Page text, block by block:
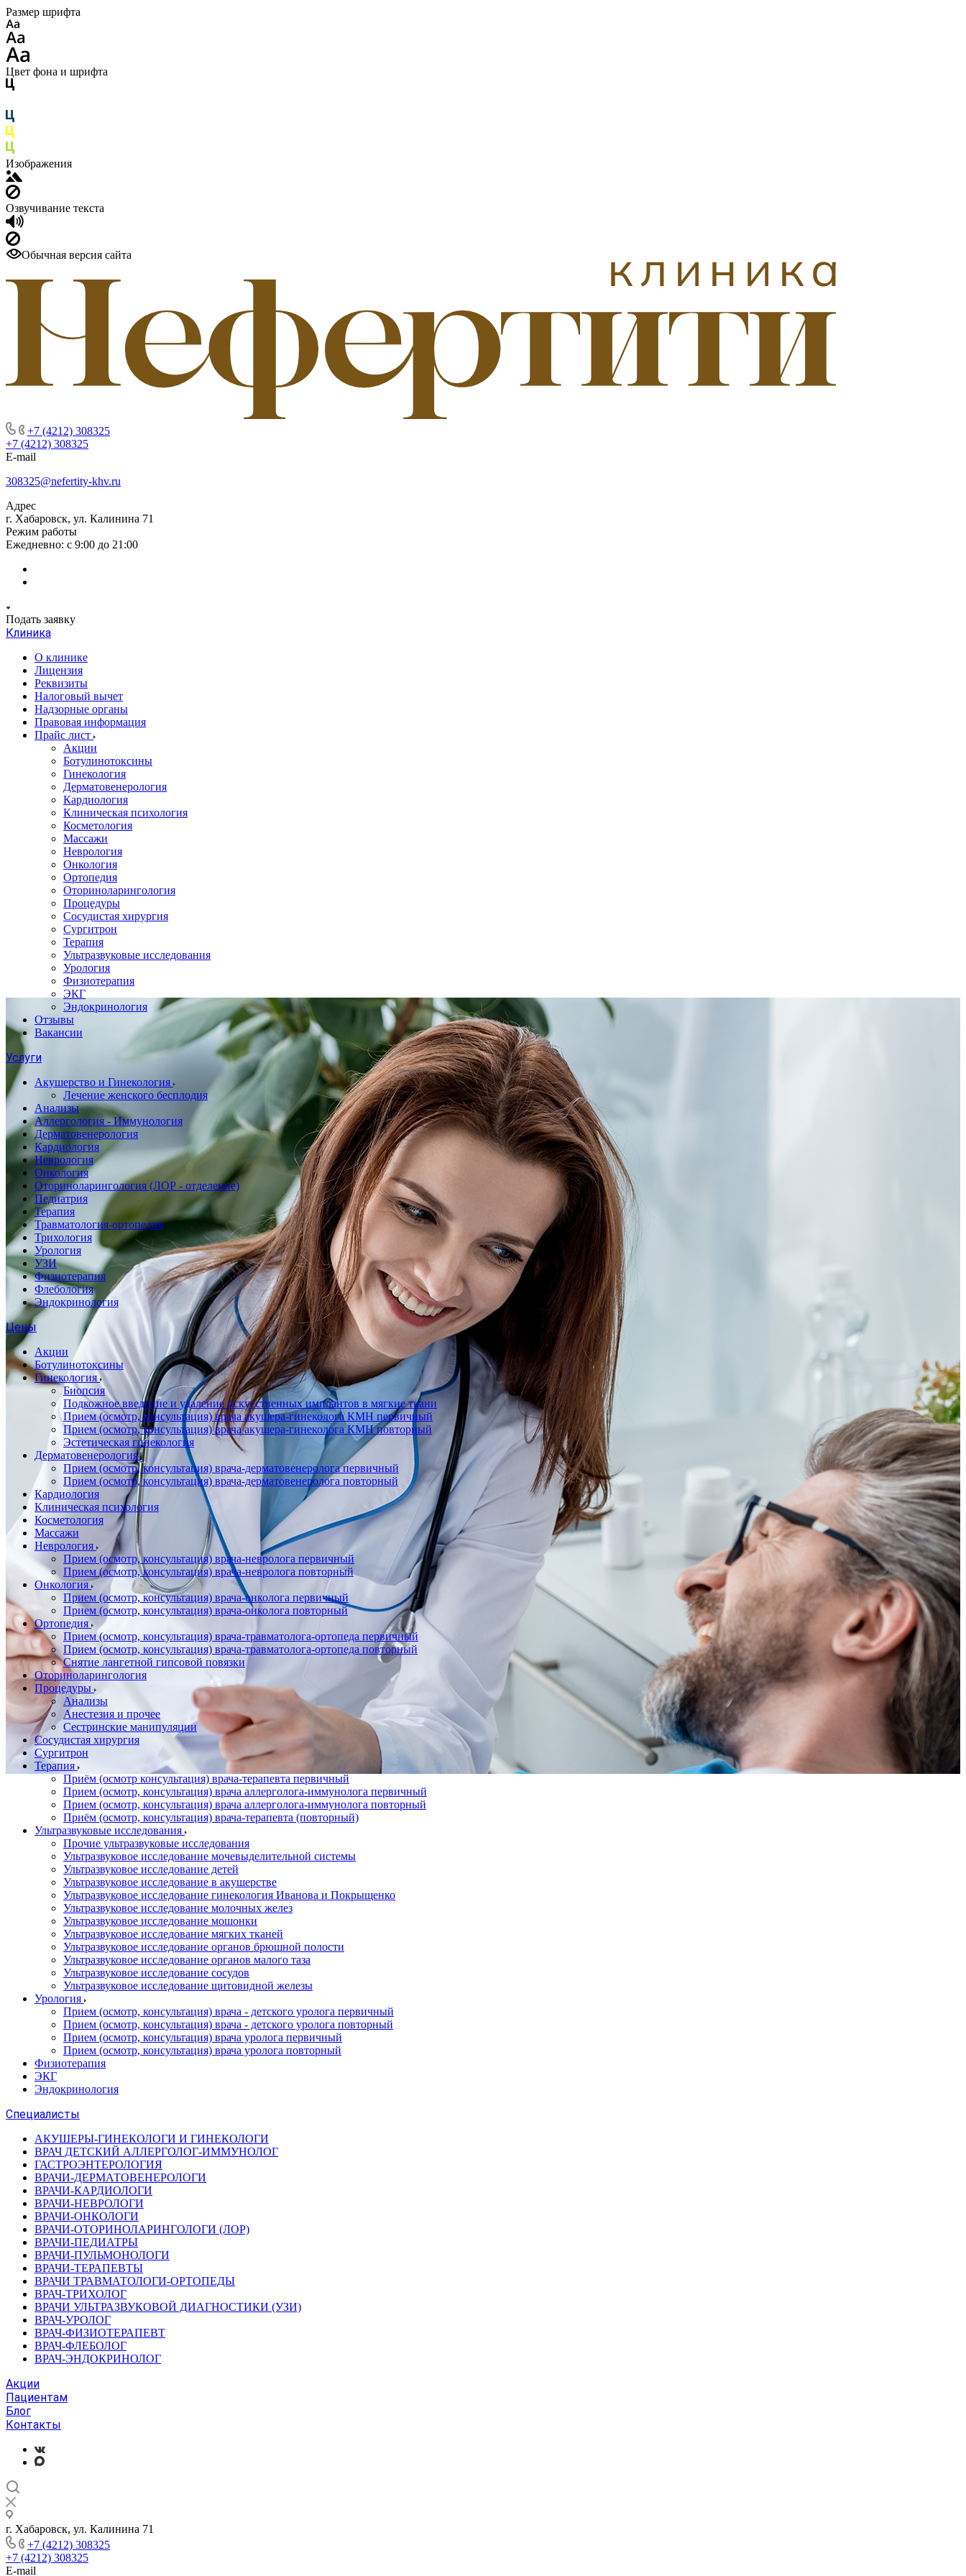
Размер шрифта
Цвет фона и шрифта
Изображения
Озвучивание текста
Обычная версия сайта
+7 (4212) 308325
+7 (4212) 308325
E-mail
308325@nefertity-khv.ru
Адрес
г. Хабаровск, ул. Калинина 71
Режим работы
Ежедневно: с 9:00 до 21:00
Подать заявку
Клиника
О клинике
Лицензия
Реквизиты
Налоговый вычет
Надзорные органы
Правовая информация
Прайс лист
Акции
Ботулинотоксины
Гинекология
Дерматовенерология
Кардиология
Клиническая психология
Косметология
Массажи
Неврология
Онкология
Ортопедия
Оториноларингология
Процедуры
Сосудистая хирургия
Сургитрон
Терапия
Ультразвуковые исследования
Урология
Физиотерапия
ЭКГ
Эндокринология
Отзывы
Вакансии
Услуги
Акушерство и Гинекология
Лечение женского бесплодия
Анализы
Аллергология - Иммунология
Дерматовенерология
Кардиология
Неврология
Онкология
Оториноларингология (ЛОР - отделение)
Педиатрия
Терапия
Травматология-ортопедия
Трихология
Урология
УЗИ
Физиотерапия
Флебология
Эндокринология
Цены
Акции
Ботулинотоксины
Гинекология
Биопсия
Подкожное введение и удаление искусственных имплантов в мягкие ткани
Прием (осмотр, консультация) врача акушера-гинеколога КМН первичный
Прием (осмотр, консультация) врача акушера-гинеколога КМН повторный
Эстетическая гинекология
Дерматовенерология
Прием (осмотр, консультация) врача-дерматовенеролога первичный
Прием (осмотр, консультация) врача-дерматовенеролога повторный
Кардиология
Клиническая психология
Косметология
Массажи
Неврология
Прием (осмотр, консультация) врача-невролога первичный
Прием (осмотр, консультация) врача-невролога повторный
Онкология
Прием (осмотр, консультация) врача-онколога первичный
Прием (осмотр, консультация) врача-онколога повторный
Ортопедия
Прием (осмотр, консультация) врача-травматолога-ортопеда первичный
Прием (осмотр, консультация) врача-травматолога-ортопеда повторный
Снятие лангетной гипсовой повязки
Оториноларингология
Процедуры
Анализы
Анестезия и прочее
Сестринские манипуляции
Сосудистая хирургия
Сургитрон
Терапия
Приём (осмотр консультация) врача-терапевта первичный
Прием (осмотр, консультация) врача аллерголога-иммунолога первичный
Прием (осмотр, консультация) врача аллерголога-иммунолога повторный
Приём (осмотр, консультация) врача-терапевта (повторный)
Ультразвуковые исследования
Прочие ультразвуковые исследования
Ультразвуковое исследование мочевыделительной системы
Ультразвуковое исследование детей
Ультразвуковое исследование в акушерстве
Ультразвуковое исследование гинекология Иванова и Покрыщенко
Ультразвуковое исследование молочных желез
Ультразвуковое исследование мошонки
Ультразвуковое исследование мягких тканей
Ультразвуковое исследование органов брюшной полости
Ультразвуковое исследование органов малого таза
Ультразвуковое исследование сосудов
Ультразвуковое исследование щитовидной железы
Урология
Прием (осмотр, консультация) врача - детского уролога первичный
Прием (осмотр, консультация) врача - детского уролога повторный
Прием (осмотр, консультация) врача уролога первичный
Прием (осмотр, консультация) врача уролога повторный
Физиотерапия
ЭКГ
Эндокринология
Специалисты
АКУШЕРЫ-ГИНЕКОЛОГИ И ГИНЕКОЛОГИ
ВРАЧ ДЕТСКИЙ АЛЛЕРГОЛОГ-ИММУНОЛОГ
ГАСТРОЭНТЕРОЛОГИЯ
ВРАЧИ-ДЕРМАТОВЕНЕРОЛОГИ
ВРАЧИ-КАРДИОЛОГИ
ВРАЧИ-НЕВРОЛОГИ
ВРАЧИ-ОНКОЛОГИ
ВРАЧИ-ОТОРИНОЛАРИНГОЛОГИ (ЛОР)
ВРАЧИ-ПЕДИАТРЫ
ВРАЧИ-ПУЛЬМОНОЛОГИ
ВРАЧИ-ТЕРАПЕВТЫ
ВРАЧИ ТРАВМАТОЛОГИ-ОРТОПЕДЫ
ВРАЧ-ТРИХОЛОГ
ВРАЧИ УЛЬТРАЗВУКОВОЙ ДИАГНОСТИКИ (УЗИ)
ВРАЧ-УРОЛОГ
ВРАЧ-ФИЗИОТЕРАПЕВТ
ВРАЧ-ФЛЕБОЛОГ
ВРАЧ-ЭНДОКРИНОЛОГ
Акции
Пациентам
Блог
Контакты
г. Хабаровск, ул. Калинина 71
+7 (4212) 308325
+7 (4212) 308325
E-mail